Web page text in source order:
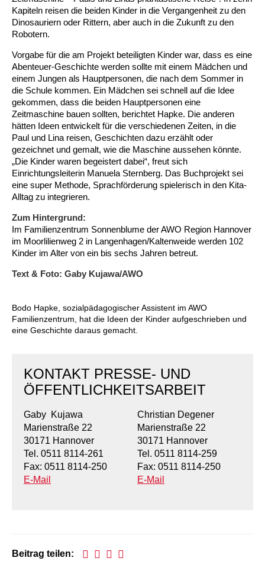
Ortsverein Arnum
Ortsverein Barsinghausen
Ortsverein Bennigsen
Ortsverein Bredenbeck
Ortsverein Godshorn
Ortsverein Garbsen
Ortsverein Fuhrberg
Ortsverein Berenbostel
Ortsverein Burgdorf
Ortsverein Burgdorf
Ortsverein Engelbostel-Schulenburg
Kindertagesstätte Freytagstraße
Kindertagesstätte Gehägestraße
Kindertagesstätte Gottfried-Keller-Straße /
Familienzentrum
Kindertagesstätte Große Pranke
Kindertagesstätte Herbartstraße
Kindertagesstätte Hiltrud-Grote-Weg
Krippe Höltystraße
Kindertagesstätte Ibykusweg / Familienzentrum
Kindertagesstätte König-Ludwig-Straße
Kindertagesstätte Moorlilienweg /
Familienzentrum
Kindertagesstätte Petermannstraße /
Familienzentrum
Kindertagesstätte Pfarrlandplatz
Kindertagesstätte Rosenbergstraße
Kindertagesstätte Elmstraße / Familienzentrum
Familienzentrum
Kindertagesstätte Freytagstraße
Kindertagesstätte Gehägestraße
Kindertagesstätte Gorch-Fock-Straße
Kindertagesstätte Gottfried-Keller-Straße /
Familienzentrum
Kindertagesstätte Große Pranke
Kindertagesstätte Harenberger Straße
Kindertagesstätte Ibykusweg / Familienzentrum
Kindertagesstätte Kapellenbrink /
Familienzentrum
Kindertagesstätte Klaus-Müller-Kilian-Weg /
“Mäuseburg” / Familienzentrum
Kindertagesstätte König-Ludwig-Straße
Kindertagesstätte Langes Feld “Deisterspatzen”
Kindertagesstätte Pfarrlandplatz
Kindertagesstätte Rosenbergstraße
Hort Salzmannstraße
Kindertagesstätte Schweriner Straße /
Familienzentrum
Außenstelle Hort Stenhusenstraße
Kindertagesstätte Sylter Weg
Kindertagesstätte Mühenkamp / Familienzentrum
Familienzentrum
Kindertagesstätte Schweriner Straße /
Familienzentrum
Life Kinetik
Yoga mit Baby
Yoga in der Schwangerschaft
Stretch und Relax
Fitness für Frauen
Online Pflege- und Seniorenberatung
Helfende Hände
Pflege und Wohnen
Beratungsangebote
Jugendwohnen im Stadtteil
Ältere Menschen
Behördenbegleitung und Formularausfüllhilfe
Mehrsprachige Beratung
Wegweiser Seniorenkompass
Infotelefon
Migration
Berufssprachkurse
Migrationsberatung für junge Menschen
Interkulturelle Beratung für ältere Menschen
Menschen mit Behinderungen
Kapiteln reisen die beiden Kinder in die Vergangenheit zu den
Dinosauriern oder Rittern, aber auch in die Zukunft zu den
Robotern.
Vorgabe für die am Projekt beteiligten Kinder war, dass es eine
Abenteuer-Geschichte werden sollte mit einem Mädchen und
einem Jungen als Hauptpersonen, die nach dem Sommer in
die Schule kommen. Ein Mädchen sei schnell auf die Idee
gekommen, dass die beiden Hauptpersonen eine
Zeitmaschine bauen sollten, berichtet Hapke. Die anderen
hätten Ideen entwickelt für die verschiedenen Zeiten, in die
Paul und Lina reisen, Geschichten dazu erzählt oder
gezeichnet und gemalt, wie die Maschine aussehen könnte.
„Die Kinder waren begeistert dabei“, freut sich
Einrichtungsleiterin Manuela Sternberg. Das Buchprojekt sei
eine super Methode, Sprachförderung spielerisch in den Kita-
Alltag zu integrieren.
Zum Hintergrund:
Im Familienzentrum Sonnenblume der AWO Region Hannover
im Moorlilienweg 2 in Langenhagen/Kaltenweide werden 102
Kinder im Alter von ein bis sechs Jahren betreut.
Text & Foto: Gaby Kujawa/AWO
Bodo Hapke, sozialpädagogischer Assistent im AWO
Familienzentrum, hat die Ideen der Kinder aufgeschrieben und
eine Geschichte daraus gemacht.
KONTAKT PRESSE- UND
ÖFFENTLICHKEITSARBEIT
Gaby Kujawa
Marienstraße 22
30171 Hannover
Tel. 0511 8114-261
Fax: 0511 8114-250
E-Mail
Christian Degener
Marienstraße 22
30171 Hannover
Tel. 0511 8114-259
Fax: 0511 8114-250
E-Mail
Beitrag teilen: